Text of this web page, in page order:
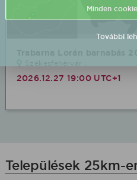
2026.12.27 19:00 UTC+1
Települések 25km-
További